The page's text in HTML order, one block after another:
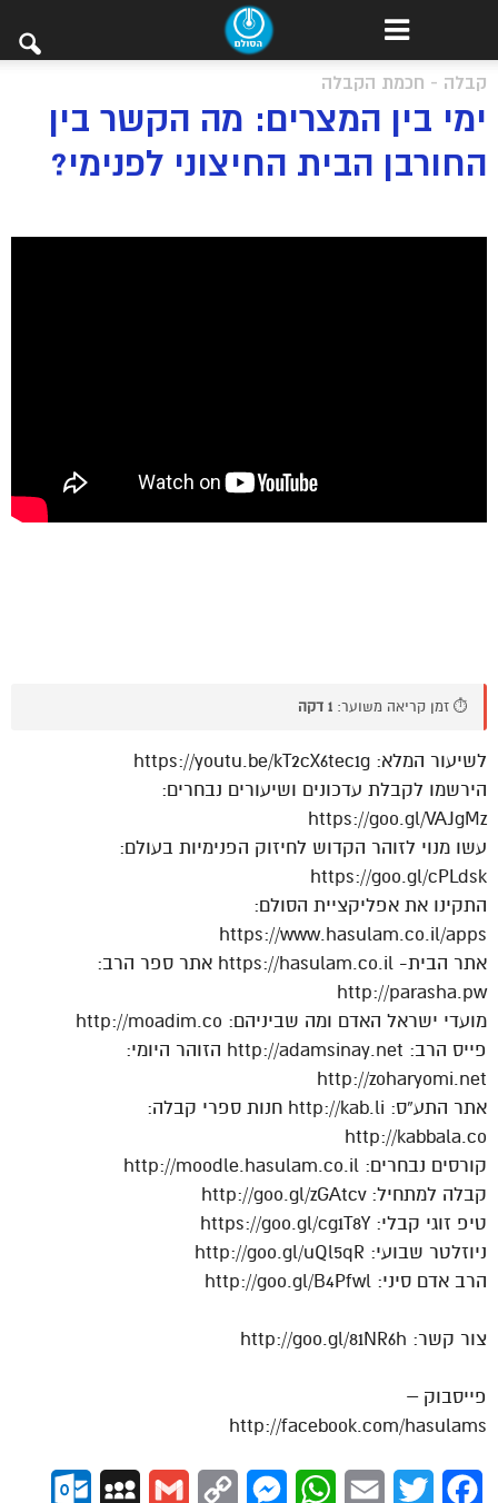
קבלה - חכמת הקבלה
ימי בין המצרים: מה הקשר בין
החורבן הבית החיצוני לפנימי?
⏱️ זמן קריאה משוער: 1 דקה
לשיעור המלא: https://youtu.be/kT2cX6tec1g
הירשמו לקבלת עדכונים ושיעורים נבחרים:
https://goo.gl/VAJgMz
עשו מנוי לזוהר הקדוש לחיזוק הפנימיות בעולם:
https://goo.gl/cPLdsk
התקינו את אפליקציית הסולם:
https://www.hasulam.co.il/apps
אתר הבית- https://hasulam.co.il אתר ספר הרב:
http://parasha.pw
מועדי ישראל האדם ומה שביניהם: http://moadim.co
פייס הרב: http://adamsinay.net הזוהר היומי:
http://zoharyomi.net
אתר התע”ס: http://kab.li חנות ספרי קבלה:
http://kabbala.co
קורסים נבחרים: http://moodle.hasulam.co.il
קבלה למתחיל: http://goo.gl/zGAtcv
טיפ זוגי קבלי: https://goo.gl/cg1T8Y
ניוזלטר שבועי: http://goo.gl/uQl5qR
הרב אדם סיני: http://goo.gl/B4Pfwl
צור קשר: http://goo.gl/81NR6h
פייסבוק –
http://facebook.com/hasulams
Facebook
Twitter
Email
WhatsApp
Messenger
Copy
Gmail
MySpace